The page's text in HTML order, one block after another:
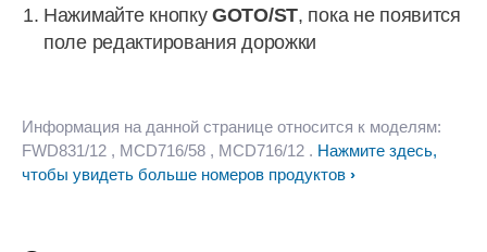
Нажимайте кнопкуGOTO/ST, пока не появится
поле редактирования дорожки
Информация на данной странице относится к моделям:
FWD831/12 , MCD716/58 , MCD716/12 . Нажмите здесь,
чтобы увидеть больше номеров продуктов